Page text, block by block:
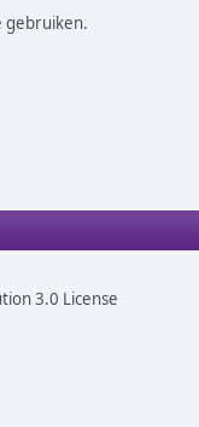
gebruiken.
3.0 License